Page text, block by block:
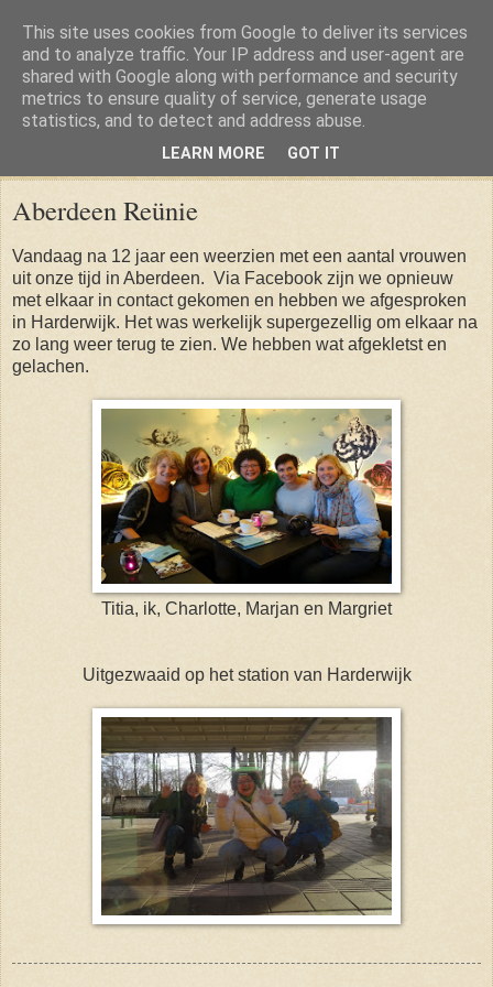
Thursday, 31 December 2015
Aberdeen Reünie
Vandaag na 12 jaar een weerzien met een aantal vrouwen
uit onze tijd in Aberdeen. Via Facebook zijn we opnieuw
met elkaar in contact gekomen en hebben we afgesproken
in Harderwijk. Het was werkelijk supergezellig om elkaar na
zo lang weer terug te zien. We hebben wat afgekletst en
gelachen.
Titia, ik, Charlotte, Marjan en Margriet
Uitgezwaaid op het station van Harderwijk
This site uses cookies from Google to deliver its services
and to analyze traffic. Your IP address and user-agent are
shared with Google along with performance and security
metrics to ensure quality of service, generate usage
statistics, and to detect and address abuse.
LEARN MORE GOT IT